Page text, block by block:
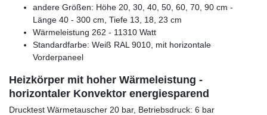
andere Größen: Höhe 20, 30, 40, 50, 60, 70, 90 cm -
Länge 40 - 300 cm, Tiefe 13, 18, 23 cm
Wärmeleistung 262 - 11310 Watt
Standardfarbe: Weiß RAL 9010, mit horizontale
Vorderpaneel
Heizkörper mit hoher Wärmeleistung -
horizontaler Konvektor energiesparend
Drucktest Wärmetauscher 20 bar, Betriebsdruck: 6 bar